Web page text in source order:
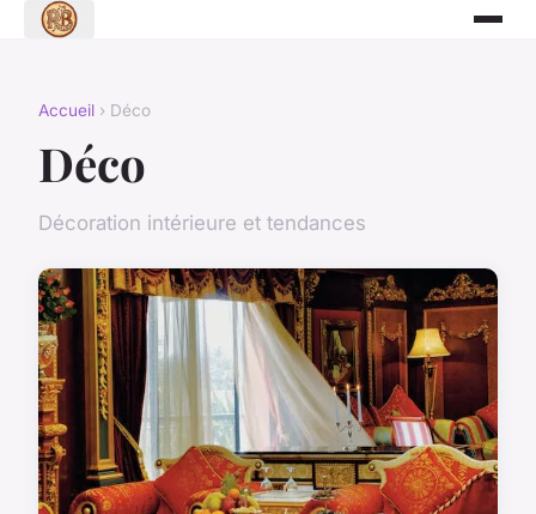
Accueil › Déco
Déco
Décoration intérieure et tendances